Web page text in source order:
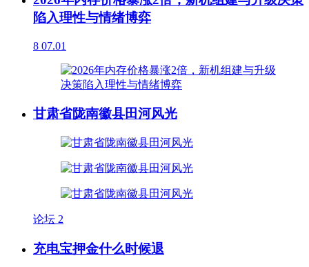
陷入理性与情绪博弈
8 07.01
甘肃省陇南徽县田河风光
论坛 2
充电宝押金什么时候退